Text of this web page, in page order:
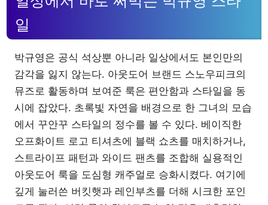
일
박규영은 공식 석상뿐 아니라 일상에서도 본인만의
감각을 잃지 않는다. 아웃도어 브랜드 스노우피크의
뮤즈로 활동하며 보여준 룩은 편안함과 스타일을 동
시에 잡았다. 초록빛 자연을 배경으로 한 그녀의 모습
에서 꾸안꾸 스타일의 정수를 볼 수 있다. 베이직한
오프화이트 로고 티셔츠에 블랙 쇼츠를 매치하거나,
스트라이프 패턴과 와이드 팬츠를 조합해 실용적인
아웃도어 룩을 도심형 캐주얼로 승화시켰다. 여기에
깊게 눌러쓴 버킷햇과 레인부츠를 더해 시크한 포인